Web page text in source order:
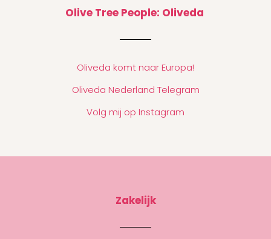
Olive Tree People: Oliveda
Oliveda komt naar Europa!
Oliveda Nederland Telegram
Volg mij op Instagram
Zakelijk